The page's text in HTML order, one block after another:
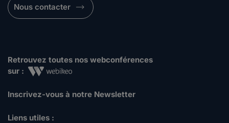
Nous contacter
Retrouvez toutes nos webconférences
sur :
Inscrivez-vous à notre Newsletter
Liens utiles :